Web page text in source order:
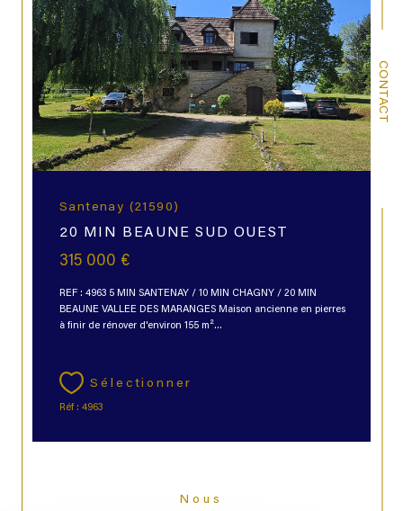
CONTACT
Santenay (21590)
20 MIN BEAUNE SUD OUEST
315 000 €
REF : 4963 5 MIN SANTENAY / 10 MIN CHAGNY / 20 MIN
BEAUNE VALLEE DES MARANGES Maison ancienne en pierres
à finir de rénover d'environ 155 m²...
Sélectionner
Réf : 4963
Nous